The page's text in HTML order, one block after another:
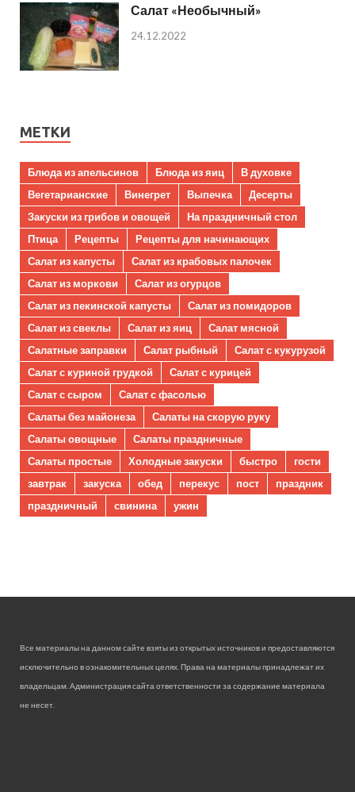
Салат «Необычный»
24.12.2022
МЕТКИ
Блюда из апельсинов Блюда из яиц
В духовке
Вегетарианские
Винегрет Выпечка
Десерты
Закуски из грибов и овощей
На праздничный стол
Птица
Рецепты
Рецепты для начинающих
Салат из капусты
Салат из крабовых палочек
Салат из моркови
Салат из огурцов
Салат из пекинской капусты
Салат из помидоров
Салат из свеклы
Салат из яиц
Салат мясной
Салатные заправки
Салат рыбный
Салат с кукурузой
Салат с куриной грудкой
Салат с курицей
Салат с сыром
Салат с фасолью
Салаты без майонеза
Салаты на скорую руку
Салаты овощные
Салаты праздничные
Салаты простые
Холодные закуски быстро
гости
завтрак
закуска обед перекус пост
праздник
праздничный
свинина ужин
Все материалы на данном сайте взяты из открытых источников и предоставляются
исключительно в ознакомительных целях. Права на материалы принадлежат их
владельцам. Администрация сайта ответственности за содержание материала
не несет.